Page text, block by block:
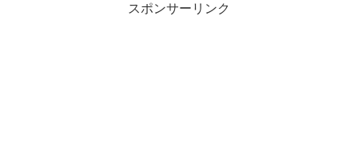
スポンサーリンク